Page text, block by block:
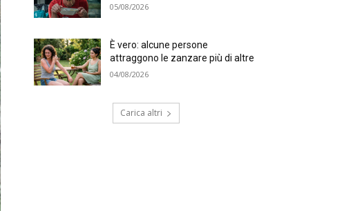
05/08/2026
È vero: alcune persone
attraggono le zanzare più di altre
04/08/2026
Carica altri